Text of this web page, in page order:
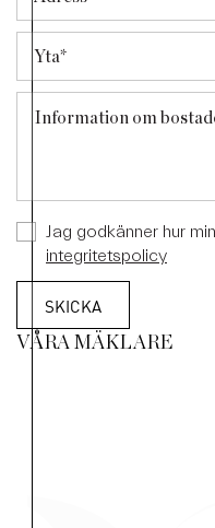
Jag godkänner hur
integritetspolicy
VÅRA MÄKLARE